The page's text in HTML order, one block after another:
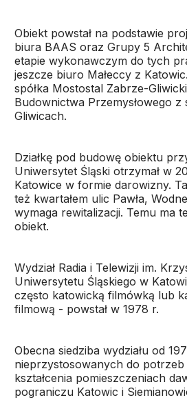
Obiekt powstał na podstawie
biura BAAS oraz Grupy 5
etapie wykonawczym do tych
jeszcze biuro Małeccy z
spółka Mostostal Zabrze-
Budownictwa Przemysłowego z
Gliwicach.
Działkę pod budowę obiektu
Uniwersytet Śląski otrzymał w
Katowice w formie darowizny.
też kwartałem ulic Pawła,
wymaga rewitalizacji. Temu ma
obiekt.
Wydział Radia i Telewizji im.
Uniwersytetu Śląskiego w
często katowicką filmówką lub
filmową - powstał w 1978 r.
Obecna siedziba wydziału od
nieprzystosowanych do
kształcenia pomieszczeniach
pograniczu Katowic i